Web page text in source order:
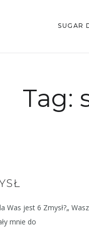
SUGAR
Tag:
Was jest 6 Zmysł?„
mnie do